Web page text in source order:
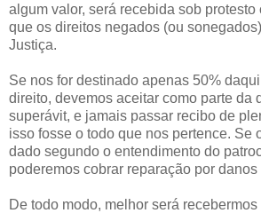
algum valor, será recebida sob
que os direitos negados (ou
Justiça.
Se nos for destinado apenas 50%
direito, devemos aceitar como parte da
superávit, e jamais passar recibo de
isso fosse o todo que nos pertence. Se
dado segundo o entendimento do
poderemos cobrar reparação por danos
De todo modo, melhor será recebermos